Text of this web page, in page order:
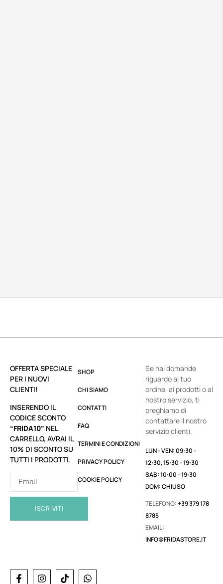
OFFERTA SPECIALE
PER I NUOVI
CLIENTI!
INSERENDO IL
CODICE SCONTO
“FRIDA10” NEL
CARRELLO, AVRAI IL
10% DI SCONTO SU
TUTTI I PRODOTTI.
ISCRIVITI
SHOP
CHI SIAMO
CONTATTI
FAQ
TERMINI E CONDIZIONI
PRIVACY POLICY
COOKIE POLICY
Se hai domande
riguardo al tuo
ordine, ai prodotti o al
nostro servizio, ti
preghiamo di
contattare il nostro
servizio clienti.
LUN - VEN: 09:30 -
12:30, 15:30 - 19:30
SAB: 10:00 - 19:30
DOM: CHIUSO
TELEFONO:+39 379 178
8785
EMAIL:
INFO@FRIDASTORE.IT